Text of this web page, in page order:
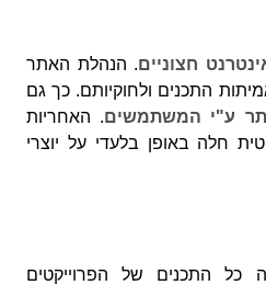
חצוניים. הנהלת האתר
התכנים ולחוקיותם. כך גם
ע"י המשתמשים. האחריות
חלה באופן בלעדי על יוצרי
כל התכנים של הפרוייקטים